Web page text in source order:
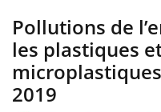
Pollutions de
les plastiques
2019